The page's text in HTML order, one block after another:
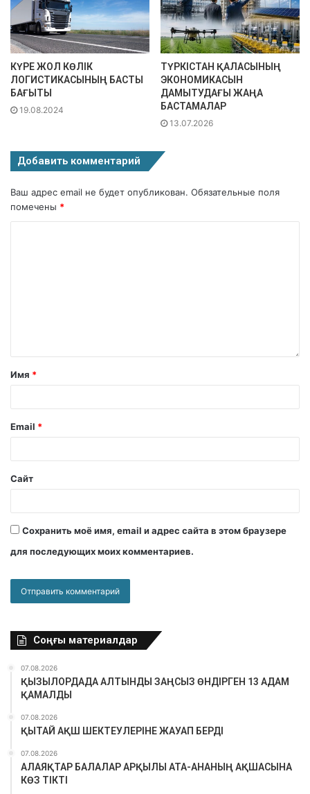
КҮРЕ ЖОЛ КӨЛІК
ЛОГИСТИКАСЫНЫҢ БАСТЫ
БАҒЫТЫ
19.08.2024
ТҮРКІСТАН ҚАЛАСЫНЫҢ
ЭКОНОМИКАСЫН
ДАМЫТУДАҒЫ ЖАҢА
БАСТАМАЛАР
13.07.2026
Добавить комментарий
Ваш адрес email не будет опубликован. Обязательные поля
помечены *
Имя *
Email *
Сайт
Сохранить моё имя, email и адрес сайта в этом браузере
для последующих моих комментариев.
Соңғы материалдар
07.08.2026
ҚЫЗЫЛОРДАДА АЛТЫНДЫ ЗАҢСЫЗ ӨНДІРГЕН 13 АДАМ
ҚАМАЛДЫ
07.08.2026
ҚЫТАЙ АҚШ ШЕКТЕУЛЕРІНЕ ЖАУАП БЕРДІ
07.08.2026
АЛАЯҚТАР БАЛАЛАР АРҚЫЛЫ АТА-АНАНЫҢ АҚШАСЫНА
КӨЗ ТІКТІ